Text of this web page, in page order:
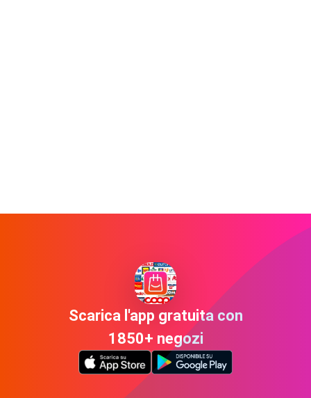
Scarica l'app gratuita con
1850+ negozi